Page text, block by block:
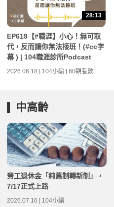
28:13
EP619【#職涯】小心！無可取
代，反而讓你無法接班！(#cc字
幕 ) | 104職涯診所Podcast
2026.06.18 | 104小編 | 60觀看數
中高齡
勞工退休金「純舊制轉新制」，
7/17正式上路
2026.07.16 | 104小編